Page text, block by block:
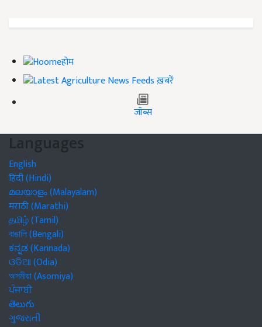
होम
ख़बरें
जॉब्स
Languages
English
हिंदी (Hindi)
മലയാളം (Malayalam)
मराठी (Marathi)
தமிழ் (Tamil)
বাঙালি (Bengali)
ಕನ್ನಡ (Kannada)
ଓଡିଆ (Odia)
অসমীয়া (Asomiya)
ਪੰਜਾਬੀ
తెలుగు
ગુજરાતી